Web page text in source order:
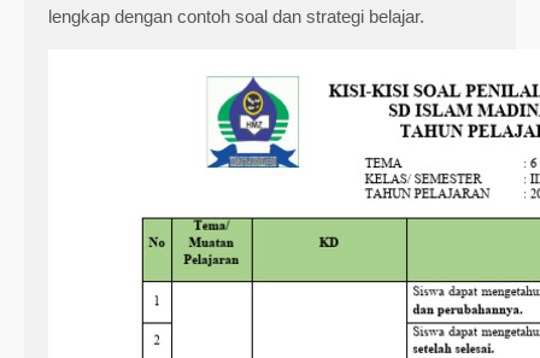
lengkap dengan contoh soal dan strategi belajar.